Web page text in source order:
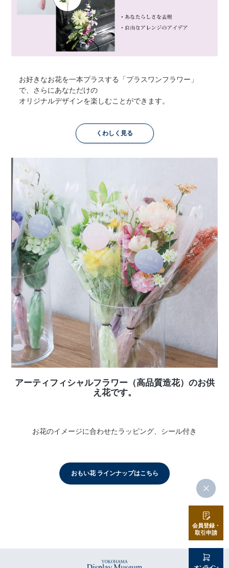
お好きなお花を一本プラスする「プラスワンフラワー」
で、さらにあなただけの
オリジナルデザインを楽しむことができます。
くわしく見る
アーティフィシャルフラワー（高品質造花）のお供
え花です。
お花のイメージに合わせたラッピング、シール付き
おもい花 ラインナップはこちら
会員登録・
取引申請